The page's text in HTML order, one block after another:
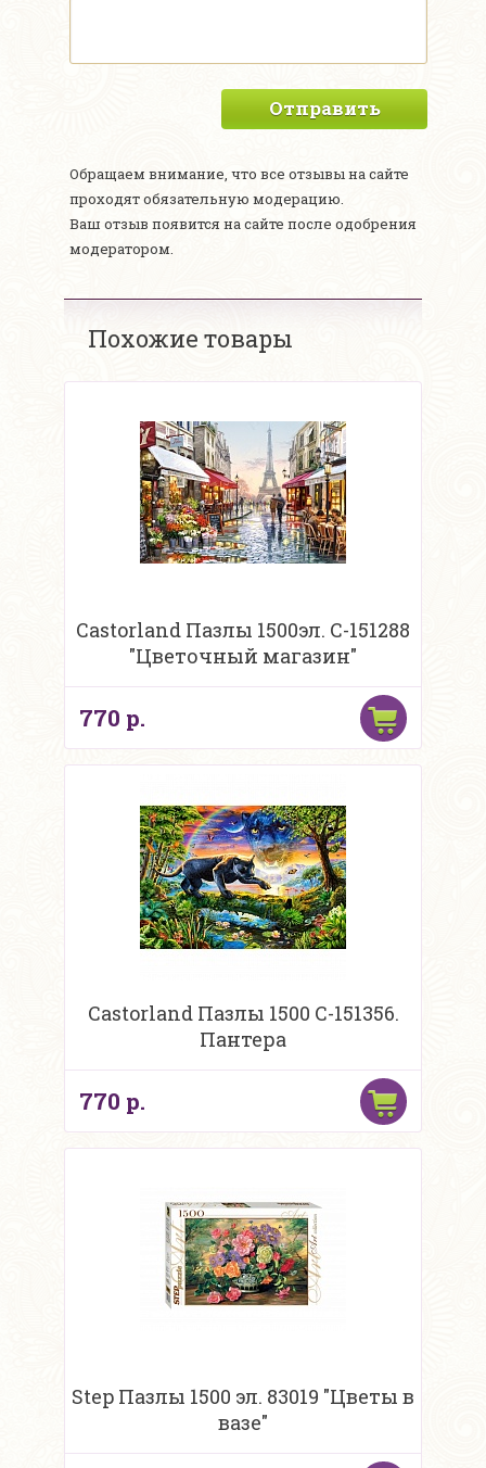
Отправить
Обращаем внимание, что все отзывы на сайте
проходят обязательную модерацию.
Ваш отзыв появится на сайте после одобрения
модератором.
Похожие товары
Castorland Пазлы 1500эл. С-151288
"Цветочный магазин"
770 р.
Castorland Пазлы 1500 C-151356.
Пантера
770 р.
Step Пазлы 1500 эл. 83019 "Цветы в
вазе"